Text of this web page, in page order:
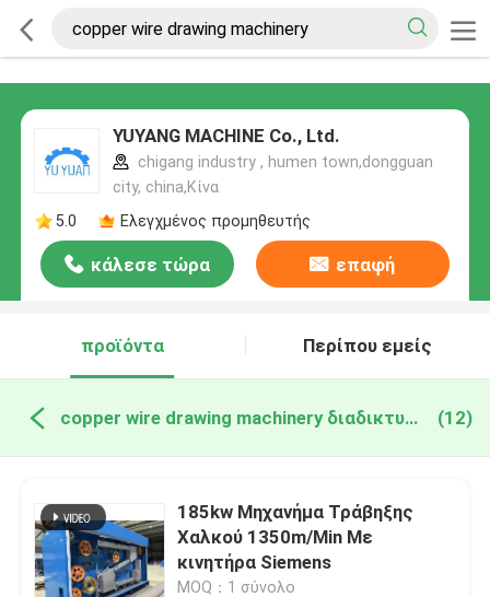
YUYANG MACHINE Co., Ltd.
chigang industry , humen town,dongguan
city, china,Κίνα
5.0
Ελεγχμένος προμηθευτής
κάλεσε τώρα επαφή
προϊόντα Περίπου εμείς
copper wire drawing machinery διαδικτυακή κατασκευή (12)
185kw Μηχανήμα Τράβηξης
Χαλκού 1350m/Min Με
κινητήρα Siemens
MOQ：1 σύνολο